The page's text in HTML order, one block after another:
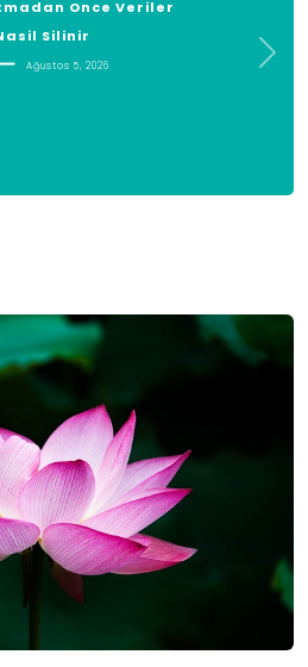
Once Veriler
Silinir
Ağustos 5, 2026